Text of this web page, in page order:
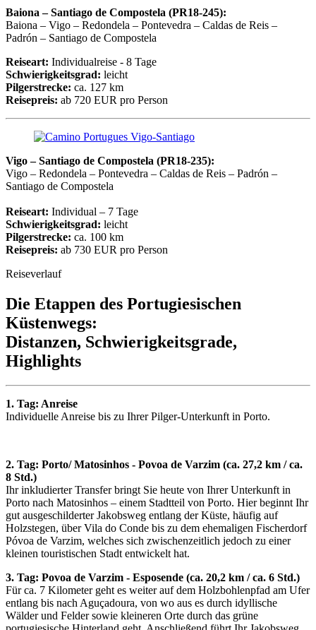
Baiona – Santiago de Compostela (PR18-245):
Baiona – Vigo – Redondela – Pontevedra – Caldas de Reis –
Padrón – Santiago de Compostela
Reiseart: Individualreise - 8 Tage
Schwierigkeitsgrad: leicht
Pilgerstrecke: ca. 127 km
Reisepreis: ab 720 EUR pro Person
Vigo – Santiago de Compostela (PR18-235):
Vigo – Redondela – Pontevedra – Caldas de Reis – Padrón –
Santiago de Compostela
Reiseart: Individual – 7 Tage
Schwierigkeitsgrad: leicht
Pilgerstrecke: ca. 100 km
Reisepreis: ab 730 EUR pro Person
Reiseverlauf
Die Etappen des Portugiesischen
Küstenwegs:
Distanzen, Schwierigkeitsgrade,
Highlights
1. Tag: Anreise
Individuelle Anreise bis zu Ihrer Pilger-Unterkunft in Porto.
2. Tag: Porto/ Matosinhos - Povoa de Varzim (ca. 27,2 km / ca.
8 Std.)
Ihr inkludierter Transfer bringt Sie heute von Ihrer Unterkunft in
Porto nach Matosinhos – einem Stadtteil von Porto. Hier beginnt Ihr
gut ausgeschilderter Jakobsweg entlang der Küste, häufig auf
Holzstegen, über Vila do Conde bis zu dem ehemaligen Fischerdorf
Póvoa de Varzim, welches sich zwischenzeitlich jedoch zu einer
kleinen touristischen Stadt entwickelt hat.
3. Tag: Povoa de Varzim - Esposende (ca. 20,2 km / ca. 6 Std.)
Für ca. 7 Kilometer geht es weiter auf dem Holzbohlenpfad am Ufer
entlang bis nach Aguçadoura, von wo aus es durch idyllische
Wälder und Felder sowie kleineren Orte durch das grüne